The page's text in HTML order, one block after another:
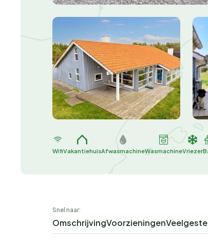
WifiVakantiehuisAfwasmachineWasmachineVriezer
Snel naar:
OmschrijvingVoorzieningen